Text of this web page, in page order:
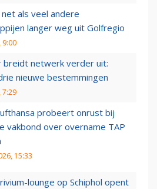
als veel andere
langer weg uit Golfregio
9:00
breidt netwerk verder uit:
nieuwe bestemmingen
7:29
probeert onrust bij
vakbond over overname TAP
15:33
lounge op Schiphol opent